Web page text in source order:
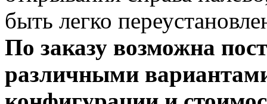
быть легко
По заказу возможна
различными